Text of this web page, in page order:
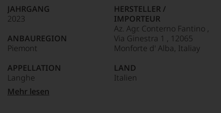
Unter 85 Punkte:
kaum
ein
Das
dokumentieren
auch
und
gerade
mit
JAHRGANG
2023
ANBAUREGION
Piemont
APPELLATION
Langhe
QUALITÄTSSTUFE
HERSTELLER /
IMPORTEUR
Az. Agr. Conterno Fantino ,
Via Ginestra 1 , 12065
Monforte d' Alba, Italiay
LAND
Italien
Mehr lesen